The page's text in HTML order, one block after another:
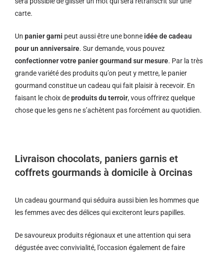
carte.
Un panier garni peut aussi être une bonne idée de cadeau
pour un anniversaire. Sur demande, vous pouvez
confectionner votre panier gourmand sur mesure. Par la très
grande variété des produits qu’on peut y mettre, le panier
gourmand constitue un cadeau qui fait plaisir à recevoir. En
faisant le choix deproduits du terroir, vous offrirez quelque
chose que les gens ne s’achètent pas forcément au quotidien.
Livraison chocolats, paniers garnis et
coffrets gourmands à domicile à Orcinas
Un cadeau gourmand qui séduira aussi bien les hommes que
les femmes avec des délices qui exciteront leurs papilles.
De savoureux produits régionaux et une attention qui sera
dégustée avec convivialité, l’occasion également de faire